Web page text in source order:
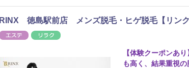
RINX 徳島駅前店 メンズ脱毛・ヒゲ脱毛【リン
エステ
【体験クーポンあ
も高く、結果重視